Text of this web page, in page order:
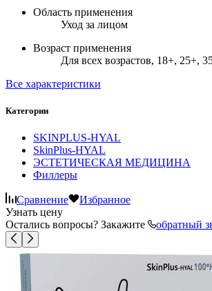
Область применения
Уход за лицом
Возраст применения
Для всех возрастов, 18+, 25+,
Все характеристики
Категории
SKINPLUS-HYAL
SkinPlus-HYAL
ЭСТЕТИЧЕСКАЯ МЕДИЦИНА
Филлеры
Сравнение
Избранное
Узнать цену
Остались вопросы? Закажите
обратный